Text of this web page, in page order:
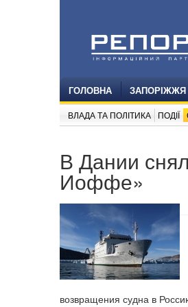
ГОЛОВНА ЗАПОРІЖЖЯ
ВЛАДА ТА ПОЛІТИКА ПОДІЇ
В Дании
Иоффе»
возвращения судна в